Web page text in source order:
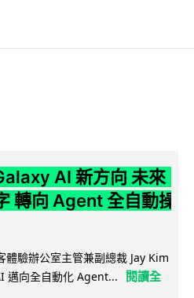
AI 新方向 未來
轉向 Agent 全自動操
驗辦公室主管兼副總裁 Jay Kim
邁向全自動化 Agent...
閱讀全